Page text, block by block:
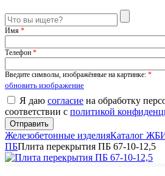
Имя *
Телефон *
Введите символы, изображённые на картинке: *
обновить изображение
Я даю согласие на обработку
соответствии с политикой
Железобетонные изделияКаталог
ПБПлита перекрытия ПБ 67-10-12,5